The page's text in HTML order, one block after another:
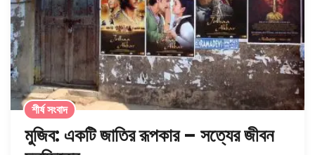
শীর্ষ সংবাদ
মুজিব: একটি জাতির রূপকার – সত্যের জীবন